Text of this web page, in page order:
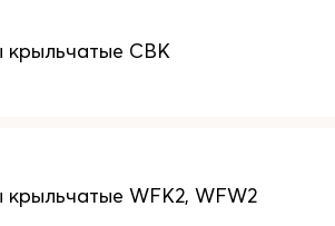
крыльчатые СВК
WFK2, WFW2